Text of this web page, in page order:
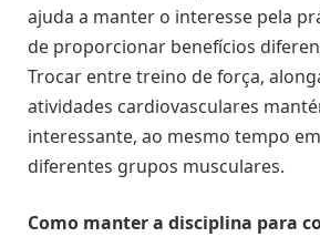
ajuda a manter o interesse pela
de proporcionar benefícios
Trocar entre treino de força,
atividades cardiovasculares
interessante, ao mesmo tempo
diferentes grupos musculares.
Como manter a disciplina para